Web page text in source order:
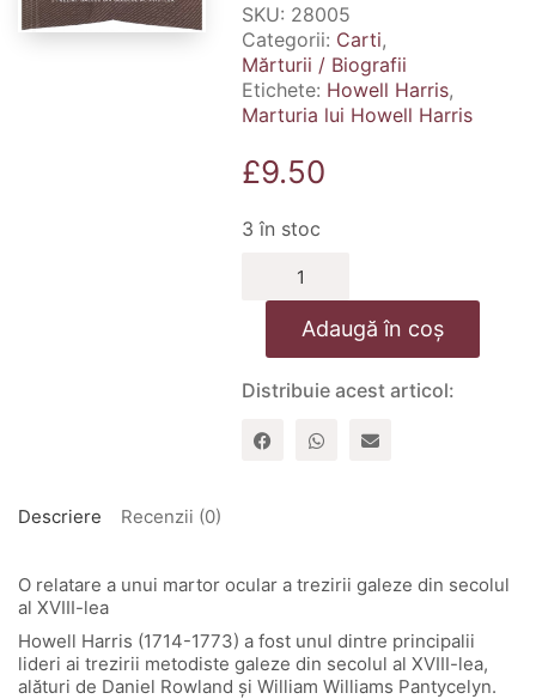
SKU: 28005
Categorii: Carti,
Mărturii / Biografii
Etichete: Howell Harris,
Marturia lui Howell Harris
£9.50
3 în stoc
Marturia
Harris
Adaugă în coș
Distribuie acest articol:
Descriere Recenzii (0)
O relatare a unui martor ocular a trezirii galeze din secolul
al XVIII-lea
Howell Harris (1714-1773) a fost unul dintre principalii
lideri ai trezirii metodiste galeze din secolul al XVIII-lea,
alături de Daniel Rowland și William Williams Pantycelyn.